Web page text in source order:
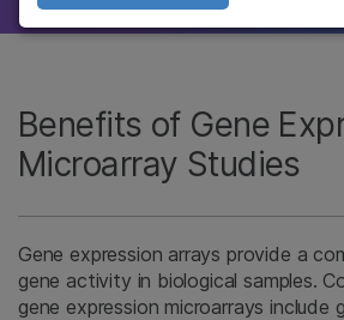
Benefits of Gene
Microarray Studies
Gene expression arrays provide a
gene activity in biological samples.
gene expression microarrays include